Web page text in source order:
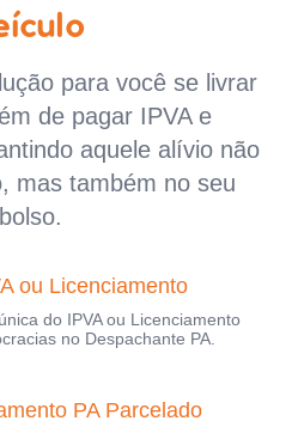
para você se livrar
de pagar IPVA e
aquele alívio não
mas também no seu
bolso.
ou Licenciamento
do IPVA ou Licenciamento
no Despachante PA.
PA Parcelado